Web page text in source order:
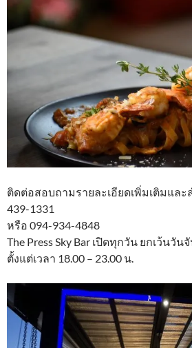
ติดต่อสอบถามรายละเอียดเพิ่มเติมและ
439-1331
หรือ 094-934-4848​
The Press Sky Bar เปิดทุกวัน ยกเว้นวัน
ตั้งแต่เวลา 18.00 – 23.00 น.